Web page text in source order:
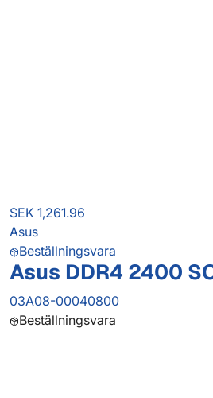
SEK 1,261.96
Asus
Beställningsvara
Asus DDR4 2400
03A08-00040800
Beställningsvara